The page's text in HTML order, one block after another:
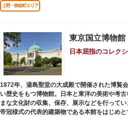
などから構成されています。
2005年「愛・地球博」の長久手日本館で人気
100万分の1の大きさ）のドームの内側すべて
初のシアターで、月ごとに変わるオリジナル映
楽しみながら学習できるイベント企画や、恐
本、子ども向けのコーナーもあり、お子様連
また、国立科学博物館では、日本およびアジ
施設として、調査研究、標本資料の収集・保
進。これらの活動を上野の本館、白金台の附
の実験植物園や筑波研究施設（非公開）で展
上野・御徒町エリア
東京国立博物館
日本屈指のコレク
1872年、湯島聖堂の大成殿で開催された博覧
い歴史をもつ博物館。日本と東洋の美術や考
まな文化財の収集、保存、展示などを行ってい
帝冠様式の代表的建築物である本館をはじめ